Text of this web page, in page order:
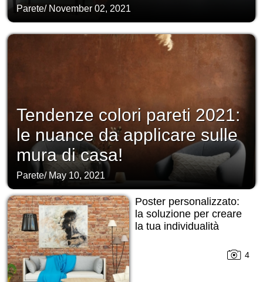
Parete/ November 02, 2021
Tendenze colori pareti 2021:
le nuance da applicare sulle
mura di casa!
Parete/ May 10, 2021
Poster personalizzato:
la soluzione per creare
la tua individualità
4